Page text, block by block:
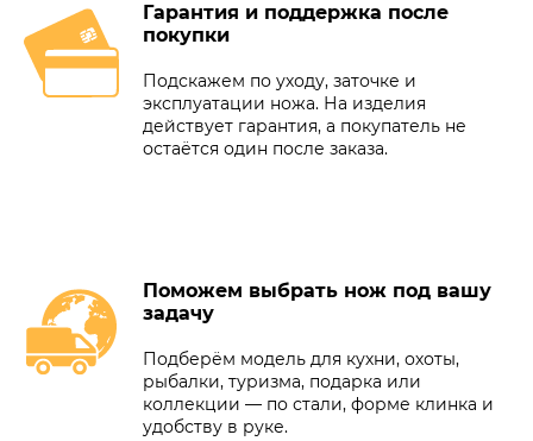
Гарантия и поддержка после
покупки
Подскажем по уходу, заточке и
эксплуатации ножа. На изделия
действует гарантия, а покупатель не
остаётся один после заказа.
Поможем выбрать нож под вашу
задачу
Подберём модель для кухни, охоты,
рыбалки, туризма, подарка или
коллекции — по стали, форме клинка и
удобству в руке.